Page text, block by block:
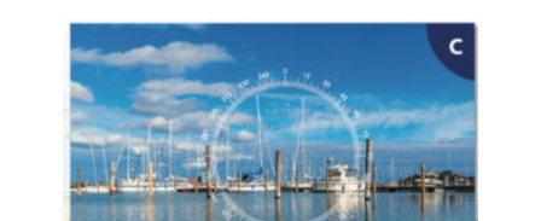
59,20 €.
54,00 €.